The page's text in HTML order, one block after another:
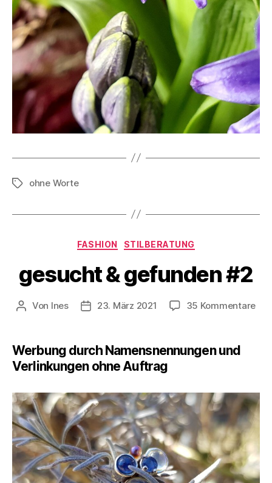
Schlagwörter
ohne Worte
Kategorien
FASHION STILBERATUNG
gesucht & gefunden #2
Beitragsautor
Von Ines Veröffentlichungsdatum
23. März 2021 35 Kommentarezu
Werbung durch Namensnennungen und
Verlinkungen ohne Auftrag